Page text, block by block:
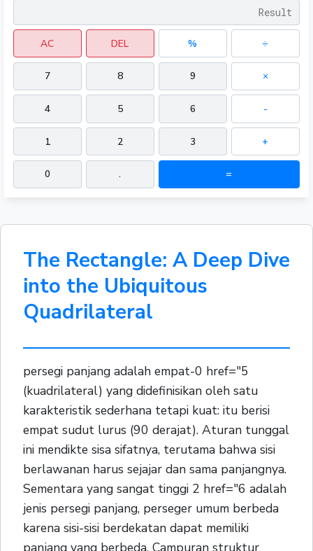
AC DEL % ÷
7 8 9 ×
4 5 6 -
1 2 3 +
0 . =
The Rectangle: A Deep Dive
into the Ubiquitous
Quadrilateral
persegi panjang adalah empat-0 href="5
(kuadrilateral) yang didefinisikan oleh satu
karakteristik sederhana tetapi kuat: itu berisi
empat sudut lurus (90 derajat). Aturan tunggal
ini mendikte sisa sifatnya, terutama bahwa sisi
berlawanan harus sejajar dan sama panjangnya.
Sementara yang sangat tinggi 2 href="6 adalah
jenis persegi panjang, perseger umum berbeda
karena sisi-sisi berdekatan dapat memiliki
panjang yang berbeda. Campuran struktur